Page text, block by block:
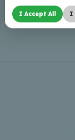
I Accept All I